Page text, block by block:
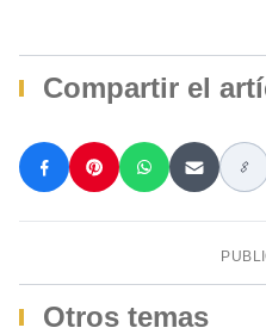
Compartir el
Otros temas